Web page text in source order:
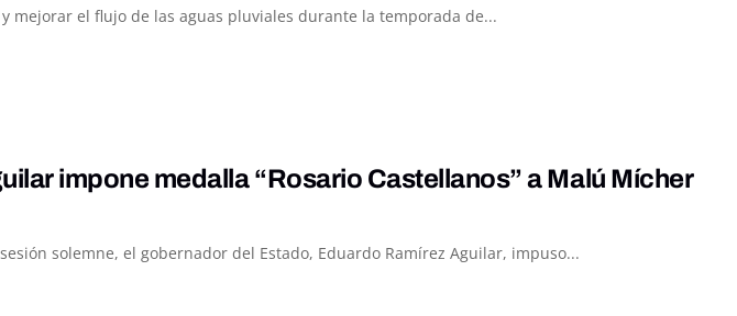
mejorar el flujo de las aguas pluviales durante la temporada de...
impone medalla “Rosario Castellanos” a Malú Mícher
solemne, el gobernador del Estado, Eduardo Ramírez Aguilar, impuso...